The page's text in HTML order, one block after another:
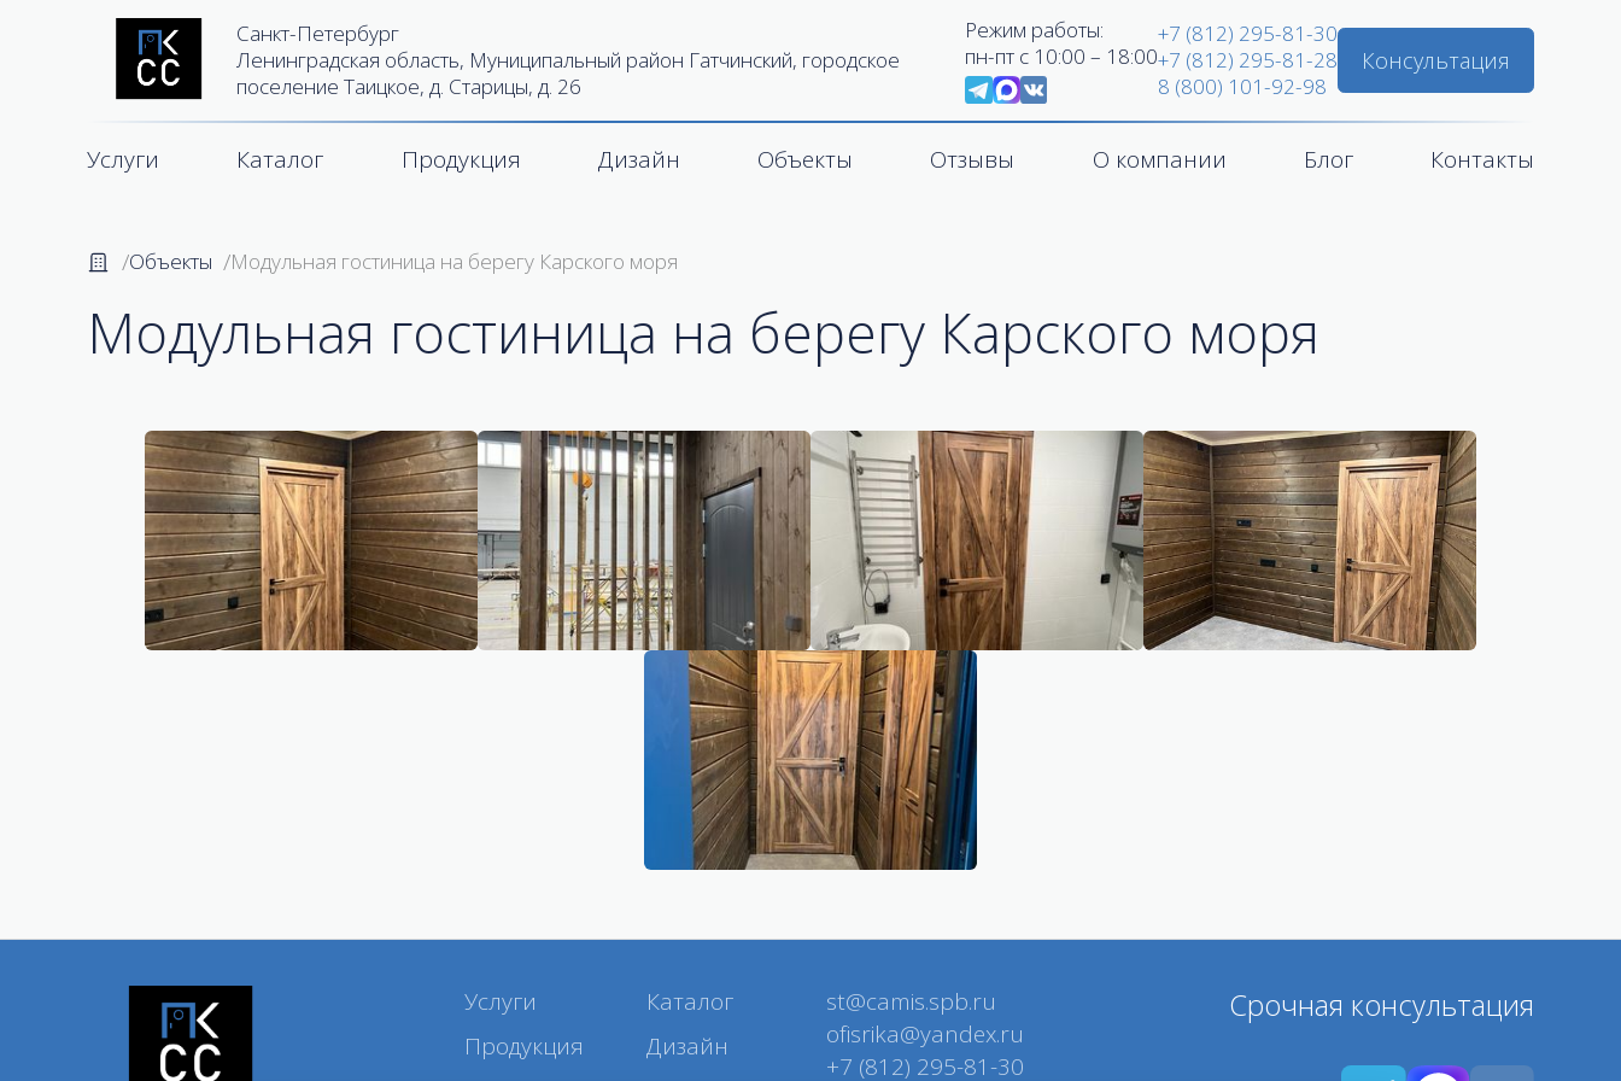
Объекты Модульная гостиница на берегу Карского моря
Модульная гостиница на берегу Карского моря
Санкт-Петербург
Ленинградская область, Муниципальный район Гатчинский, городское
поселение Таицкое, д. Старицы, д. 26
Режим работы:
пн-пт с 10:00 – 18:00
+7 (812) 295-81-30
+7 (812) 295-81-28
8 (800) 101-92-98
Консультация
Услуги Каталог Продукция Дизайн Объекты Отзывы О компании Блог Контакты
st@camis.spb.ru
ofisrika@yandex.ru
+7 (812) 295-81-30
Срочная консультация
Услуги
Каталог
Продукция
Дизайн